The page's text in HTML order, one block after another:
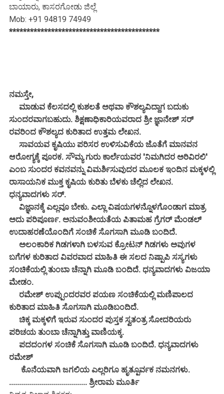
ಬಾಯಾರು, ಕಾಸರಗೋಡು ಜಿಲ್ಲೆ
Mob: +91 94819 74949
*******************************************
ನಮಸ್ತೇ,
ಮಾಡುವ ಕೆಲಸದಲ್ಲಿ ಕುಶಲತೆ ಅಥವಾ ಕೌಶಲ್ಯವಿದ್ದಾಗ ಬದುಕು
ಸುಂದರವಾಗಬಹುದು. ಶಿಕ್ಷಣಾಧಿಕಾರಿಯವರಾದ ಶ್ರೀ ಜ್ಞಾನೇಶ್ ಸರ್
ರವರಿಂದ ಕೌಶಲ್ಯದ ಕುರಿತಾದ ಉತ್ತಮ ಲೇಖನ.
ಸಾವಯವ ಕೃಷಿಯು ಪರಿಸರ ಉಳಿಸುವಿಕೆಯ ಜೊತೆಗೆ ಮಾನವನ
ಆರೋಗ್ಯಕ್ಕೆ ಪೂರಕ. ಸೌಮ್ಯ ಗುರು ಕಾರ್ಲೆಯವರ 'ನಿಮಗಿದರ ಅರಿವಿರಲಿ'
ಎಂಬ ಸುಂದರ ಕವನವನ್ನು ವಿಮರ್ಶಿಸುವುದರ ಮೂಲಕ ಇಂದಿನ ಮಕ್ಕಳಲ್ಲಿ
ರಾಸಾಯನಿಕ ಮುಕ್ತ ಕೃಷಿಯ ಕುರಿತು ಬೆಳಕು ಚೆಲ್ಲಿದ ಲೇಖನ.
ಧನ್ಯವಾದಗಳು ಸರ್.
ವಿಜ್ಞಾನಕ್ಕೆ ಎಲ್ಲವೂ ಬೇಕು. ಎಲ್ಲಾ ವಿಷಯಗಳನ್ನೊಳಗೊಂಡಾಗ ಮಾತ್ರ
ಅದು ಪರಿಪೂರ್ಣ. ಅನುವಂಶೀಯತೆಯ ಪಿತಾಮಹ ಗ್ರೆಗರ್ ಮೆಂಡಲ್
ಉದಾಹರಣೆಯೊಂದಿಗೆ ಸಂಚಿಕೆ ಸೊಗಸಾಗಿ ಮೂಡಿ ಬಂದಿದೆ.
ಅಲಂಕಾರಿಕ ಗಿಡಗಳಾಗಿ ಬಳಸುವ ಕ್ರೋಟನ್ ಗಿಡಗಳು ಅವುಗಳ
ಬಗೆಗಳ ಕುರಿತಾದ ವಿವರವಾದ ಮಾಹಿತಿ ಈ ಸಲದ ನಿಷ್ಪಾಪಿ ಸಸ್ಯಗಳು
ಸಂಚಿಕೆಯಲ್ಲಿ ತುಂಬಾ ಚೆನ್ನಾಗಿ ಮೂಡಿ ಬಂದಿದೆ. ಧನ್ಯವಾದಗಳು ವಿಜಯಾ
ಮೇಡಂ.
ರಮೇಶ್ ಉಪ್ಪುಂದರವರ ಪಯಣ ಸಂಚಿಕೆಯಲ್ಲಿ ಮಣಿಪಾಲದ
ಕುರಿತಾದ ಮಾಹಿತಿ ಸೊಗಸಾಗಿ ಮೂಡಿಬಂದಿದೆ.
ಚಿಕ್ಕ ಮಕ್ಕಳಿಗೆ ಇರುವ ಸುಂದರ ಪುಸ್ತಕ ಸ್ವತಂತ್ರ ಸೋದರಿಯರು
ಪರಿಚಯ ತುಂಬಾ ಚೆನ್ನಾಗಿತ್ತು ವಾಣಿಯಕ್ಕ.
ಪದದಂಗಳ ಸಂಚಿಕೆ ಸೊಗಸಾಗಿ ಮೂಡಿ ಬಂದಿದೆ. ಧನ್ಯವಾದಗಳು
ರಮೇಶ್
ಕೊನೆಯವಾಗಿ ಜಗಲಿಯ ಎಲ್ಲರಿಗೂ ಹೃತ್ಪೂರ್ವಕ ನಮನಗಳು.
....................................... ಶ್ರೀರಾಮ ಮೂರ್ತಿ